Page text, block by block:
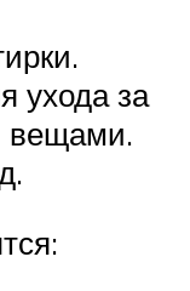
ухода за
вещами.